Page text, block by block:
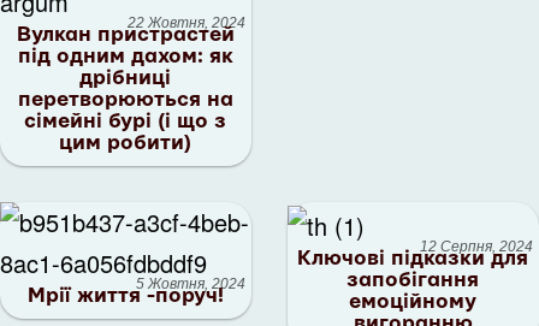
22 Жовтня, 2024
Вулкан пристрастей
під одним дахом: як
дрібниці
перетворюються на
сімейні бурі (і що з
цим робити)
5 Жовтня, 2024
Мрії життя -поруч!
12 Серпня, 2024
Ключові підказки для
запобігання
емоційному